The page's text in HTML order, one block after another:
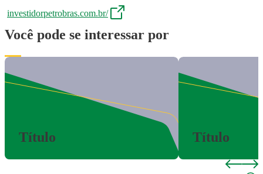
investidorpetrobras.com.br/
Você pode se interessar por
Título Título